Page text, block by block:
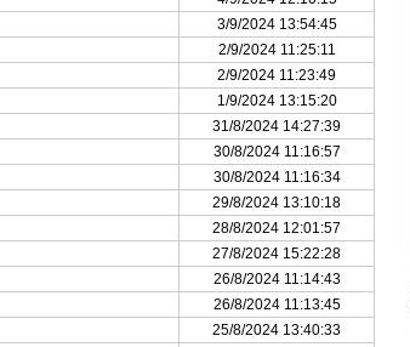
3/9/2024 13:54:45
2/9/2024 11:25:11
2/9/2024 11:23:49
1/9/2024 13:15:20
31/8/2024 14:27:39
30/8/2024 11:16:57
30/8/2024 11:16:34
29/8/2024 13:10:18
28/8/2024 12:01:57
27/8/2024 15:22:28
26/8/2024 11:14:43
26/8/2024 11:13:45
25/8/2024 13:40:33